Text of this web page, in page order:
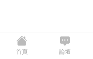
首頁 論壇